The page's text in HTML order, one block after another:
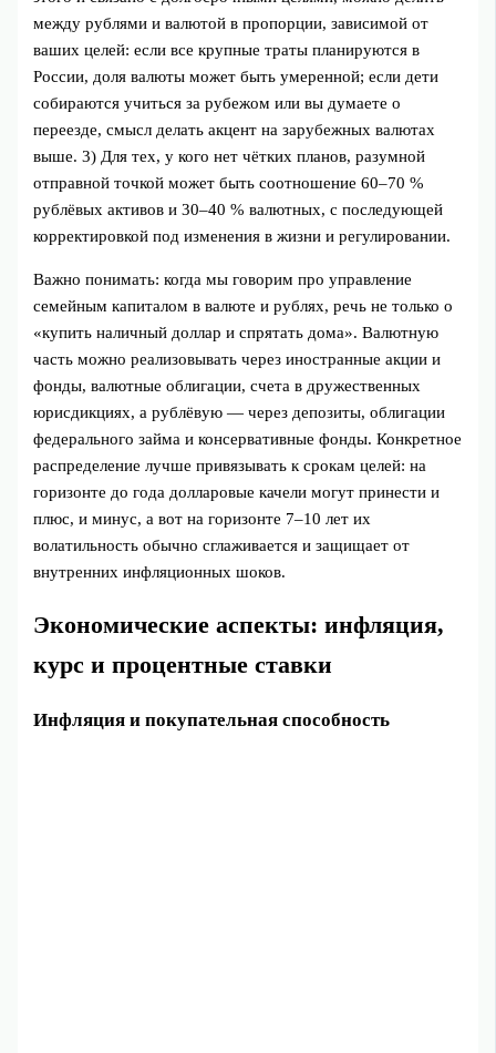
между рублями и валютой в пропорции, зависимой от
ваших целей: если все крупные траты планируются в
России, доля валюты может быть умеренной; если дети
собираются учиться за рубежом или вы думаете о
переезде, смысл делать акцент на зарубежных валютах
выше. 3) Для тех, у кого нет чётких планов, разумной
отправной точкой может быть соотношение 60–70 %
рублёвых активов и 30–40 % валютных, с последующей
корректировкой под изменения в жизни и регулировании.
Важно понимать: когда мы говорим про управление
семейным капиталом в валюте и рублях, речь не только о
«купить наличный доллар и спрятать дома». Валютную
часть можно реализовывать через иностранные акции и
фонды, валютные облигации, счета в дружественных
юрисдикциях, а рублёвую — через депозиты, облигации
федерального займа и консервативные фонды. Конкретное
распределение лучше привязывать к срокам целей: на
горизонте до года долларовые качели могут принести и
плюс, и минус, а вот на горизонте 7–10 лет их
волатильность обычно сглаживается и защищает от
внутренних инфляционных шоков.
Экономические аспекты: инфляция,
курс и процентные ставки
Инфляция и покупательная способность